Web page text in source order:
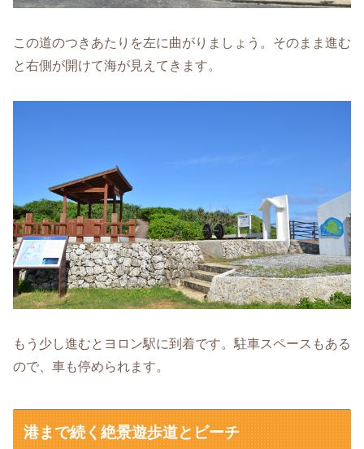
この道のつきあたりを左に曲がりましょう。そのまま進む
と右側が開けて海が見えてきます。
もう少し進むとヨロン駅に到着です。駐車スペースもある
ので、車も停められます。
港まで続く絶景遊歩道とビーチ